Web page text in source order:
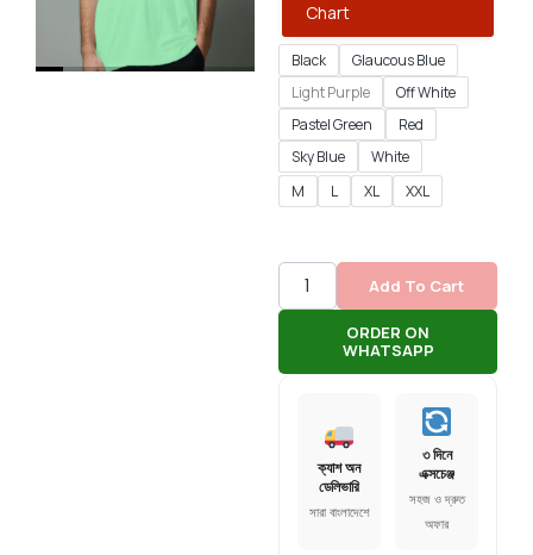
Chart
Black
Glaucous Blue
Light Purple
Off White
Pastel Green
Red
Sky Blue
White
M
L XL XXL
Add To Cart
ORDER ON
WHATSAPP
ক্যাশ অন
ডেলিভারি
সারা বাংলাদেশে
৩ দিনে
এক্সচেঞ্জ
সহজ ও দ্রুত
অফার